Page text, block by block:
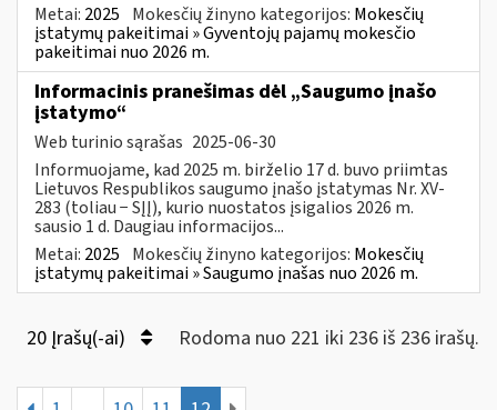
Metai: 2025 Mokesčių žinyno kategorijos: Mokesčių
įstatymų pakeitimai » Gyventojų pajamų mokesčio
pakeitimai nuo 2026 m.
Informacinis pranešimas dėl „Saugumo įnašo
įstatymo“
Web turinio sąrašas 2025-06-30
Informuojame, kad 2025 m. birželio 17 d. buvo priimtas
Lietuvos Respublikos saugumo įnašo įstatymas Nr. XV-
283 (toliau − SĮĮ), kurio nuostatos įsigalios 2026 m.
sausio 1 d. Daugiau informacijos...
Metai: 2025 Mokesčių žinyno kategorijos: Mokesčių
įstatymų pakeitimai » Saugumo įnašas nuo 2026 m.
20 Įrašų(-ai) Rodoma nuo 221 iki 236 iš 236 irašų.